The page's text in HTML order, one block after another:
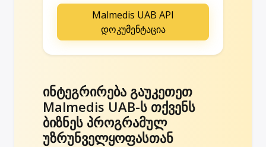
Malmedis UAB API
დოკუმენტაცია
ინტეგრირება გაუკეთეთ
Malmedis UAB-ს თქვენს
ბიზნეს პროგრამულ
უზრუნველყოფასთან